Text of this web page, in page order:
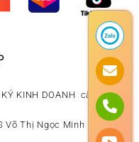
KINH DOANH cấp ngày
Võ Thị Ngọc Minh